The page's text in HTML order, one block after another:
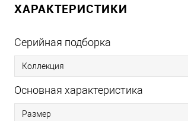
ХАРАКТЕРИСТИКИ
Серийная подборка
Коллекция
Основная характеристика
Размер